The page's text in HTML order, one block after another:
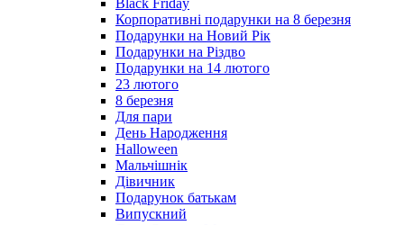
Корпоративні подарунки на 8 березня
Подарунки на Новий Рік
Подарунки на Різдво
Подарунки на 14 лютого
23 лютого
8 березня
Для пари
День Народження
Halloween
Мальчішнік
Дівичник
Подарунок батькам
Випускний